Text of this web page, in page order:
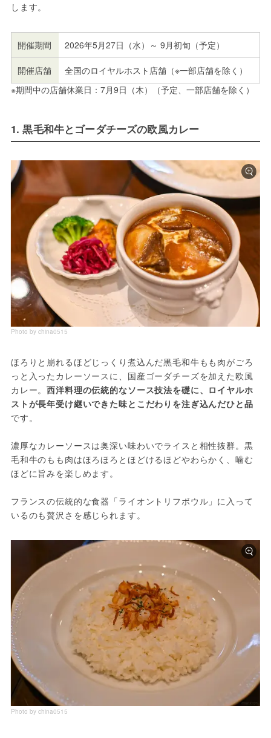
します。
開催期間 2026年5月27日（水）～ 9月初旬（予定）
開催店舗
全国のロイヤルホスト店舗（※一部店舗を除く）
※期間中の店舗休業日：7月9日（木）（予定、一部店舗を除く）
1. 黒毛和牛とゴーダチーズの欧風カレー
Photo by china0515
ほろりと崩れるほどじっくり煮込んだ黒毛和牛もも肉がごろ
っと入ったカレーソースに、国産ゴーダチーズを加えた欧風
カレー。西洋料理の伝統的なソース技法を礎に、ロイヤルホ
ストが長年受け継いできた味とこだわりを注ぎ込んだひと品
です。
濃厚なカレーソースは奥深い味わいでライスと相性抜群。黒
毛和牛のもも肉はほろほろとほどけるほどやわらかく、噛む
ほどに旨みを楽しめます。
フランスの伝統的な食器「ライオントリフボウル」に入って
いるのも贅沢さを感じられます。
Photo by china0515